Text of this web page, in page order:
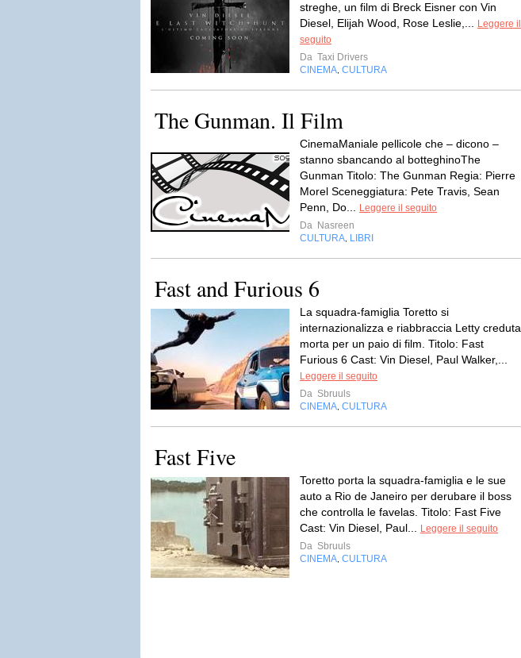
streghe, un film di Breck Eisner con Vin
Diesel, Elijah Wood, Rose Leslie,...
Leggere il
seguito
Da Taxi Drivers
CINEMA CULTURA
The Gunman. Il Film
CinemaManiale pellicole che – dicono –
stanno sbancando al botteghinoThe
Gunman Titolo: The Gunman Regia: Pierre
Morel Sceneggiatura: Pete Travis, Sean
Penn, Do...
Leggere il seguito
Da Nasreen
CULTURA LIBRI
Fast and Furious 6
La squadra-famiglia Toretto si
internazionalizza e riabbraccia Letty creduta
morta per un paio di film. Titolo: Fast
Furious 6 Cast: Vin Diesel, Paul Walker,...
Leggere il seguito
Da Sbruuls
CINEMA CULTURA
Fast Five
Toretto porta la squadra-famiglia e le sue
auto a Rio de Janeiro per derubare il boss
che controlla le favelas. Titolo: Fast Five
Cast: Vin Diesel, Paul...
Leggere il seguito
Da Sbruuls
CINEMA CULTURA